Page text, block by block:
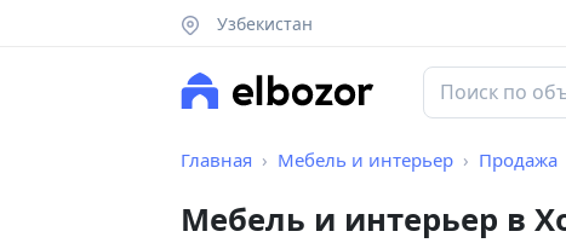
Узбекистан
Главная Мебель и интерьер Продажа
Мебель и интерьер в